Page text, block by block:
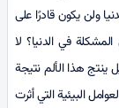
ولن يكون قادرًا على
في الدنيا؟ لا
ينتج هذا الألم نتيجة
البيئية التي أثرت